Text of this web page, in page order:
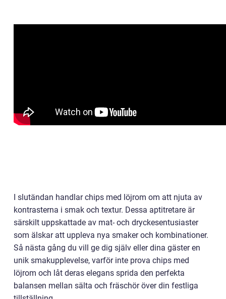
I slutändan handlar chips med löjrom om att njuta av
kontrasterna i smak och textur. Dessa aptitretare är
särskilt uppskattade av mat- och dryckesentusiaster
som älskar att uppleva nya smaker och kombinationer.
Så nästa gång du vill ge dig själv eller dina gäster en
unik smakupplevelse, varför inte prova chips med
löjrom och låt deras elegans sprida den perfekta
balansen mellan sälta och fräschör över din festliga